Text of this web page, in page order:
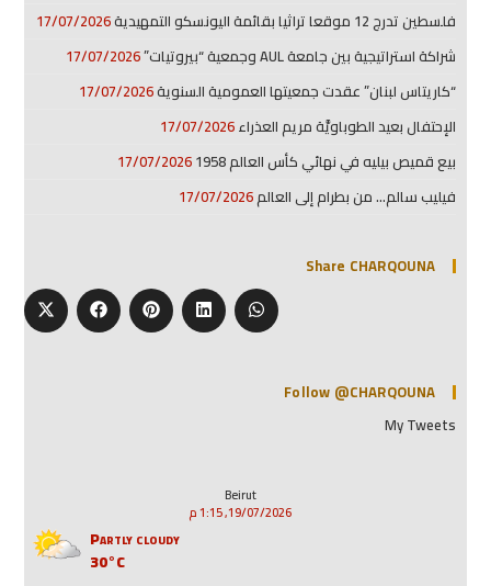
فلسطين تدرج 12 موقعا تراثيا بقائمة اليونسكو التمهيدية
17/07/2026
شراكة استراتيجية بين جامعة AUL وجمعية “بيروتيات”
17/07/2026
“كاريتاس لبنان” عقدت جمعيتها العمومية السنوية17/07/2026
الإحتفال بعيد الطوباويَّة مريم العذراء17/07/2026
بيع قميص بيليه في نهائي كأس العالم 1958
17/07/2026
فيليب سالم… من بطرام إلى العالم17/07/2026
Share CHARQOUNA
Follow @CHARQOUNA
My Tweets
Beirut
19/07/2026, 1:15 م
Partly cloudy
30°C